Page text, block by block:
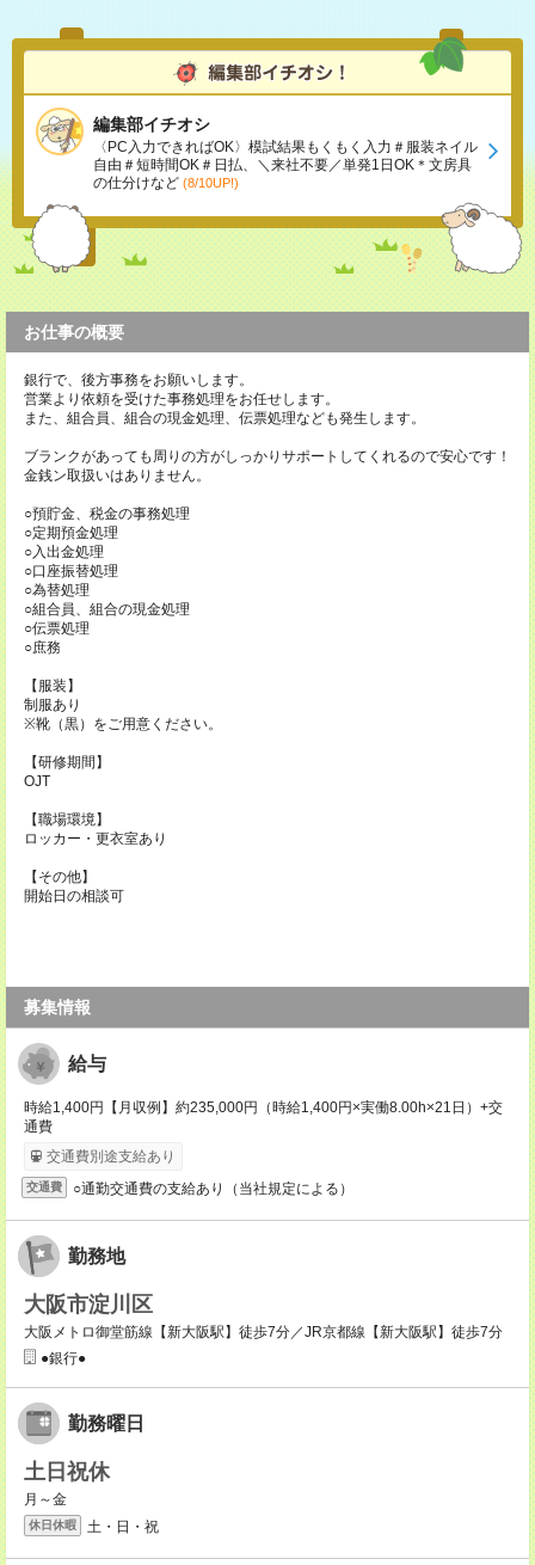
編集部イチオシ
〈PC入力できればOK〉模試結果もくもく入力＃服装ネイル
自由＃短時間OK＃日払、＼来社不要／単発1日OK＊文房具
の仕分けなど (8/10UP!)
お仕事の概要
銀行で、後方事務をお願いします。
営業より依頼を受けた事務処理をお任せします。
また、組合員、組合の現金処理、伝票処理なども発生します。
ブランクがあっても周りの方がしっかりサポートしてくれるので安心です！
金銭ン取扱いはありません。
○預貯金、税金の事務処理
○定期預金処理
○入出金処理
○口座振替処理
○為替処理
○組合員、組合の現金処理
○伝票処理
○庶務
【服装】
制服あり
※靴（黒）をご用意ください。
【研修期間】
OJT
【職場環境】
ロッカー・更衣室あり
【その他】
開始日の相談可
募集情報
給与
時給1,400円【月収例】約235,000円（時給1,400円×実働8.00h×21日）+交
通費
交通費別途支給あり
交通費 ○通勤交通費の支給あり（当社規定による）
勤務地
大阪市淀川区
大阪メトロ御堂筋線【新大阪駅】徒歩7分／JR京都線【新大阪駅】徒歩7分
●銀行●
勤務曜日
土日祝休
月～金
休日休暇 土・日・祝